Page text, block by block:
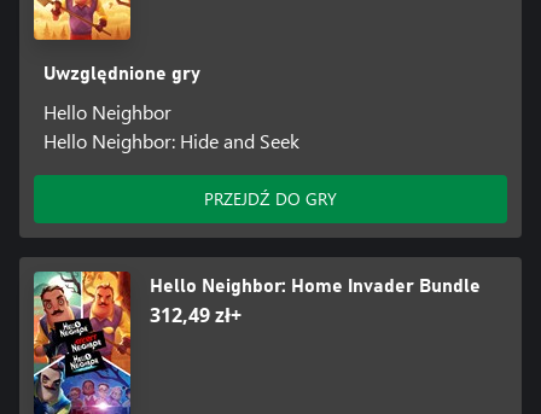
Uwzględnione gry
Hello Neighbor
Hello Neighbor: Hide and Seek
PRZEJDŹ DO GRY
Hello Neighbor: Home Invader Bundle
312,49 zł+